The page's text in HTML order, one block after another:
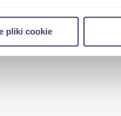
o tym, jak
Partnerzy mogą
z ich usług.
pliki cookie